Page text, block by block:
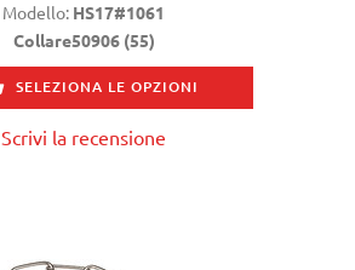
Modello: HS17#1061
Collare50906 (55)
SELEZIONA LE OPZIONI
Scrivi la recensione